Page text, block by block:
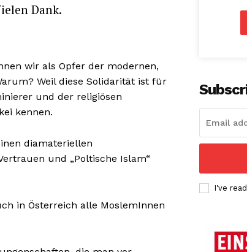
Dank.
wir als Opfer der modernen,
Weil diese Solidarität ist für
und der religiösen
kennen.
diamateriellen
und „Poltische Islam“
in Österreich alle MoslemInnen
I've